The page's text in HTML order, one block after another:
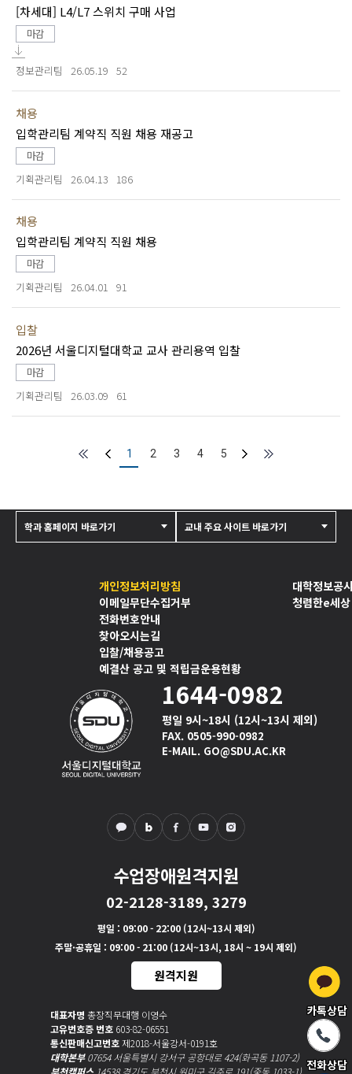
[차세대] L4/L7 스위치 구매 사업
마감
정보관리팀 26.05.19 52
채용
입학관리팀 계약직 직원 채용 재공고
마감
기획관리팀
26.04.13 186
채용
입학관리팀 계약직 직원 채용
마감
기획관리팀
26.04.01 91
입찰
2026년 서울디지털대학교 교사 관리용역 입찰
마감
기획관리팀
26.03.09 61
1 2 3 4 5
개인정보처리방침
이메일무단수집거부
전화번호안내
찾아오시는길
입찰/채용공고
예결산 공고 및 적립금운용현황
대학정보공
청렴한e세상
1644-0982
평일 9시~18시 (12시~13시 제외)
FAX. 0505-990-0982
E-MAIL. GO@SDU.AC.KR
수업장애원격지원
02-2128-3189, 3279
평일 : 09:00 - 22:00 (12시~13시 제외)
주말·공휴일 : 09:00 - 21:00 (12시~13시, 18시 ~ 19시 제외)
원격지원
대표자명 총장직무대행 이영수
고유번호증 번호 603-82-06551
통신판매신고번호제2018-서울강서-0191호
대학본부07654 서울특별시 강서구 공항대로 424(화곡동 1107-2)
부천캠퍼스14538 경기도 부천시 원미구 길주로 191(중동 1033-1)
학과 홈페이지 바로가기 교내 주요 사이트 바로가기
카톡상담
전화상담